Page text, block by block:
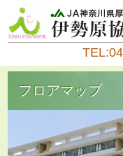
フロアマップ